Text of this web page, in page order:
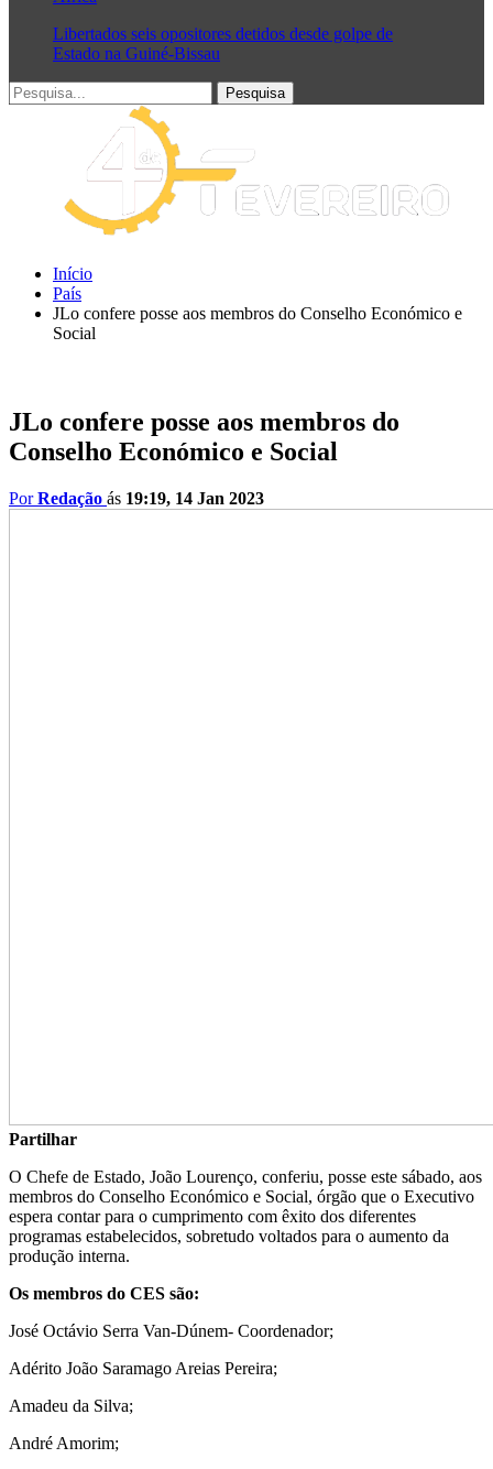
Libertados seis opositores detidos desde golpe de
Estado na Guiné-Bissau
Início
País
JLo confere posse aos membros do Conselho Económico e
Social
JLo confere posse aos membros do
Conselho Económico e Social
PorRedação ás 19:19, 14 Jan 2023
Partilhar
O Chefe de Estado, João Lourenço, conferiu, posse este sábado, aos
membros do Conselho Económico e Social, órgão que o Executivo
espera contar para o cumprimento com êxito dos diferentes
programas estabelecidos, sobretudo voltados para o aumento da
produção interna.
Os membros do CES são:
José Octávio Serra Van-Dúnem- Coordenador;
Adérito João Saramago Areias Pereira;
Amadeu da Silva;
André Amorim;